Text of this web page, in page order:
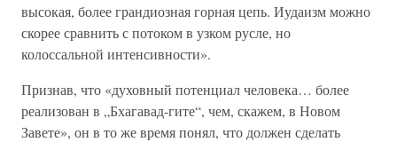
высокая, более грандиозная горная цепь. Иудаизм можно
скорее сравнить с потоком в узком русле, но
колоссальной интенсивности».
Признав, что «духовный потенциал человека… более
реализован в „Бхагавад-гите“, чем, скажем, в Новом
Завете», он в то же время понял, что должен сделать